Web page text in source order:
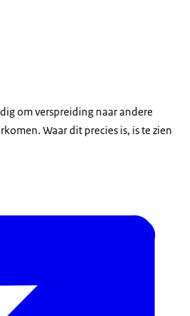
om verspreiding naar andere
Waar dit precies is, is te zien